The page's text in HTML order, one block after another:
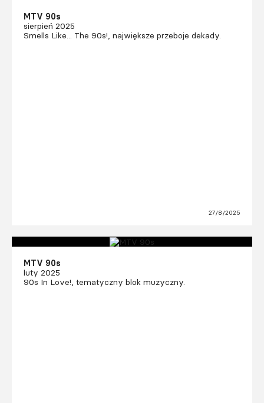
MTV 90s
sierpień 2025
Smells Like... The 90s!, największe przeboje dekady.
27/8/2025
MTV 90s
luty 2025
90s In Love!, tematyczny blok muzyczny.